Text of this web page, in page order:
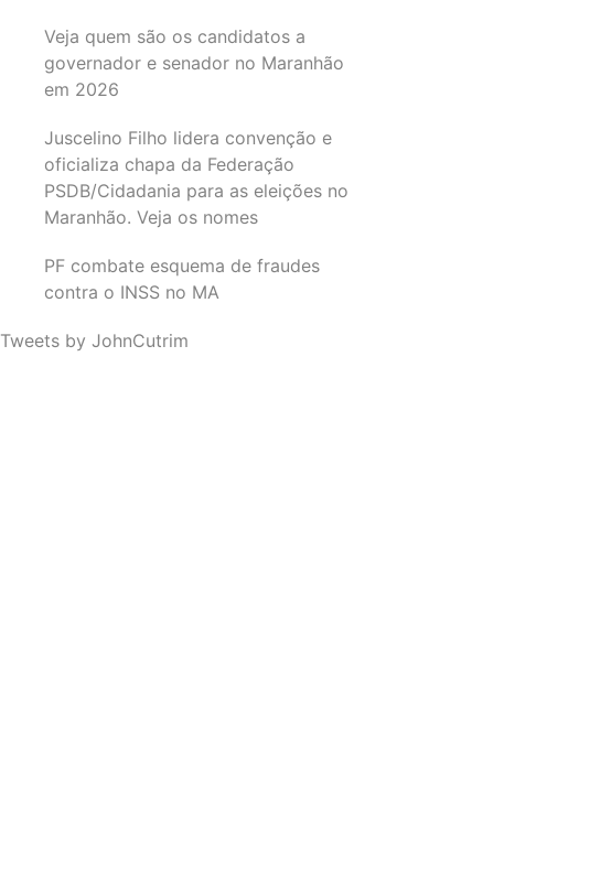
Veja quem são os candidatos a
governador e senador no Maranhão
em 2026
Juscelino Filho lidera convenção e
oficializa chapa da Federação
PSDB/Cidadania para as eleições no
Maranhão. Veja os nomes
PF combate esquema de fraudes
contra o INSS no MA
Tweets by JohnCutrim